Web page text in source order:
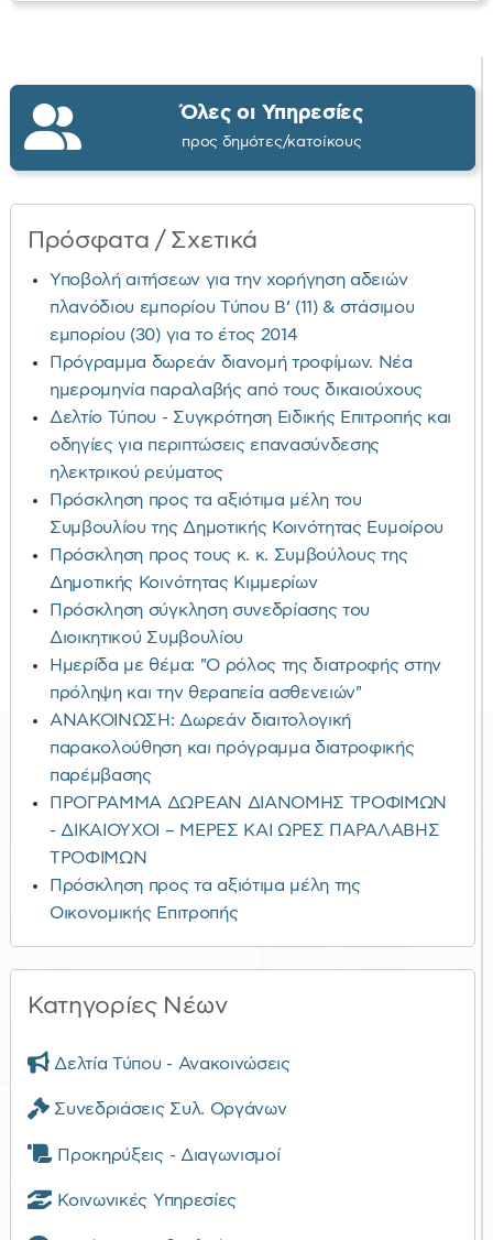
Όλες οι Υπηρεσίες
προς δημότες/κατοίκους
Πρόσφατα / Σχετικά
Υποβολή αιτήσεων για την χορήγηση αδειών
πλανόδιου εμπορίου Τύπου Β’ (11) & στάσιμου
εμπορίου (30) για το έτος 2014
Πρόγραμμα δωρεάν διανομή τροφίμων. Νέα
ημερομηνία παραλαβής από τους δικαιούχους
Δελτίο Τύπου - Συγκρότηση Ειδικής Επιτροπής και
οδηγίες για περιπτώσεις επανασύνδεσης
ηλεκτρικού ρεύματος
Πρόσκληση προς τα αξιότιμα μέλη του
Συμβουλίου της Δημοτικής Κοινότητας Ευμοίρου
Πρόσκληση προς τους κ. κ. Συμβούλους της
Δημοτικής Κοινότητας Κιμμερίων
Πρόσκληση σύγκληση συνεδρίασης του
Διοικητικού Συμβουλίου
Ημερίδα με θέμα: "Ο ρόλος της διατροφής στην
πρόληψη και την θεραπεία ασθενειών"
ΑΝΑΚΟΙΝΩΣΗ: Δωρεάν διαιτολογική
παρακολούθηση και πρόγραμμα διατροφικής
παρέμβασης
ΠΡΟΓΡΑΜΜΑ ΔΩΡΕΑΝ ΔΙΑΝΟΜΗΣ ΤΡΟΦΙΜΩΝ
- ΔΙΚΑΙΟΥΧΟΙ – ΜΕΡΕΣ ΚΑΙ ΩΡΕΣ ΠΑΡΑΛΑΒΗΣ
ΤΡΟΦΙΜΩΝ
Πρόσκληση προς τα αξιότιμα μέλη της
Οικονομικής Επιτροπής
Κατηγορίες Νέων
Δελτία Τύπου - Ανακοινώσεις
Συνεδριάσεις Συλ. Οργάνων
Προκηρύξεις - Διαγωνισμοί
Κοινωνικές Υπηρεσίες